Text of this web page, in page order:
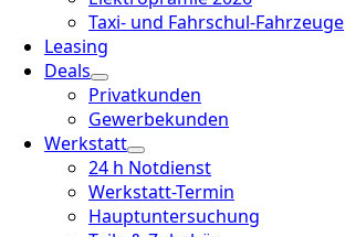
Taxi- und Fahrschul-Fahrzeuge
Leasing
Deals
Privatkunden
Gewerbekunden
Werkstatt
24 h Notdienst
Werkstatt-Termin
Hauptuntersuchung